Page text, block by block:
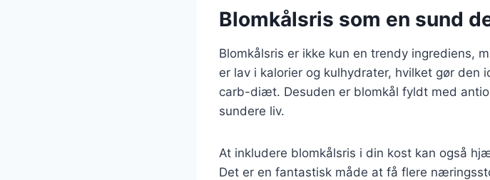
Blomkålsris som en sund
Blomkålsris er ikke kun en trendy ingrediens,
er lav i kalorier og kulhydrater, hvilket gør
carb-diæt. Desuden er blomkål fyldt med
sundere liv.
At inkludere blomkålsris i din kost kan også
Det er en fantastisk måde at få flere